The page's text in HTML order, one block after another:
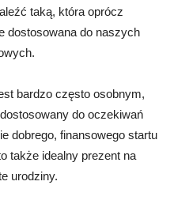
taką, która oprócz
dostosowana do naszych
bardzo często osobnym,
do oczekiwań
dobrego, finansowego startu
także idealny prezent na
urodziny.